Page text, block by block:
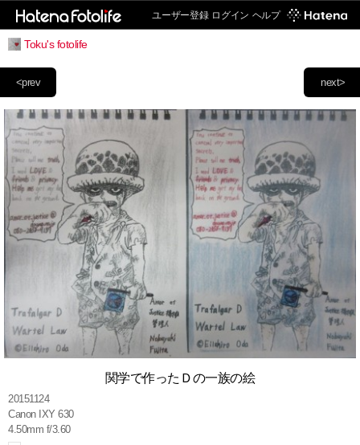
ユーザー登録 ログイン ヘルプ
Toku's fotolife
next>
<prev
関学で作ったＤの一族の絵
20151124
Canon IXY 630
4.50mm f/3.60